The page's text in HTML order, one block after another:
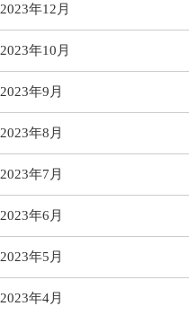
2023年12月
2023年10月
2023年9月
2023年8月
2023年7月
2023年6月
2023年5月
2023年4月